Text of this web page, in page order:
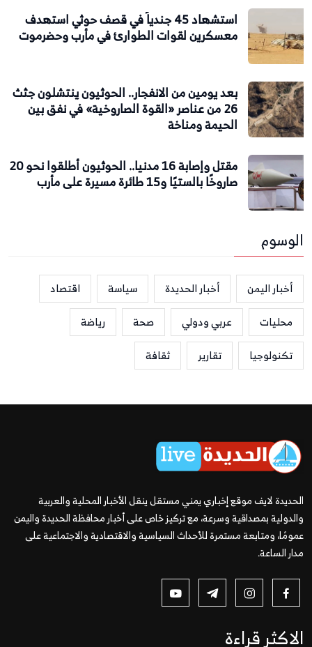
استشهاد 45 جندياً في قصف حوثي استهدف
معسكرين لقوات الطوارئ في مأرب وحضرموت
بعد يومين من الانفجار.. الحوثيون ينتشلون جثث
26 من عناصر «القوة الصاروخية» في نفق بين
الحيمة ومناخة
مقتل وإصابة 16 مدنيا.. الحوثيون أطلقوا نحو 20
صاروخًا بالستيًا و15 طائرة مسيرة على مأرب
الوسوم
أخبار اليمن أخبار الحديدة سياسة
اقتصاد
محليات
عربي ودولي صحة
رياضة
تكنولوجيا
تقارير ثقافة
الحديدة لايف موقع إخباري يمني مستقل ينقل الأخبار المحلية والعربية
والدولية بمصداقية وسرعة، مع تركيز خاص على أخبار محافظة الحديدة واليمن
عمومًا، ومتابعة مستمرة للأحداث السياسية والاقتصادية والاجتماعية على
مدار الساعة.
الاكثر قراءة